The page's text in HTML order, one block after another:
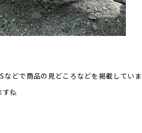
どで商品の見どころなどを掲載してい
🙋